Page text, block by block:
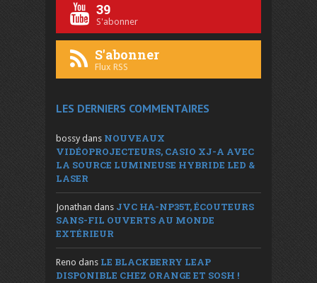
39
S'abonner
S'abonner
Flux RSS
LES DERNIERS COMMENTAIRES
bossy dans NOUVEAUX
VIDÉOPROJECTEURS, CASIO XJ-A AVEC
LA SOURCE LUMINEUSE HYBRIDE LED &
LASER
Jonathan dans JVC HA-NP35T, ÉCOUTEURS
SANS-FIL OUVERTS AU MONDE
EXTÉRIEUR
Reno dans LE BLACKBERRY LEAP
DISPONIBLE CHEZ ORANGE ET SOSH !